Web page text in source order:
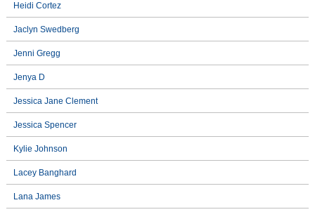
Heidi Cortez
Jaclyn Swedberg
Jenni Gregg
Jenya D
Jessica Jane Clement
Jessica Spencer
Kylie Johnson
Lacey Banghard
Lana James